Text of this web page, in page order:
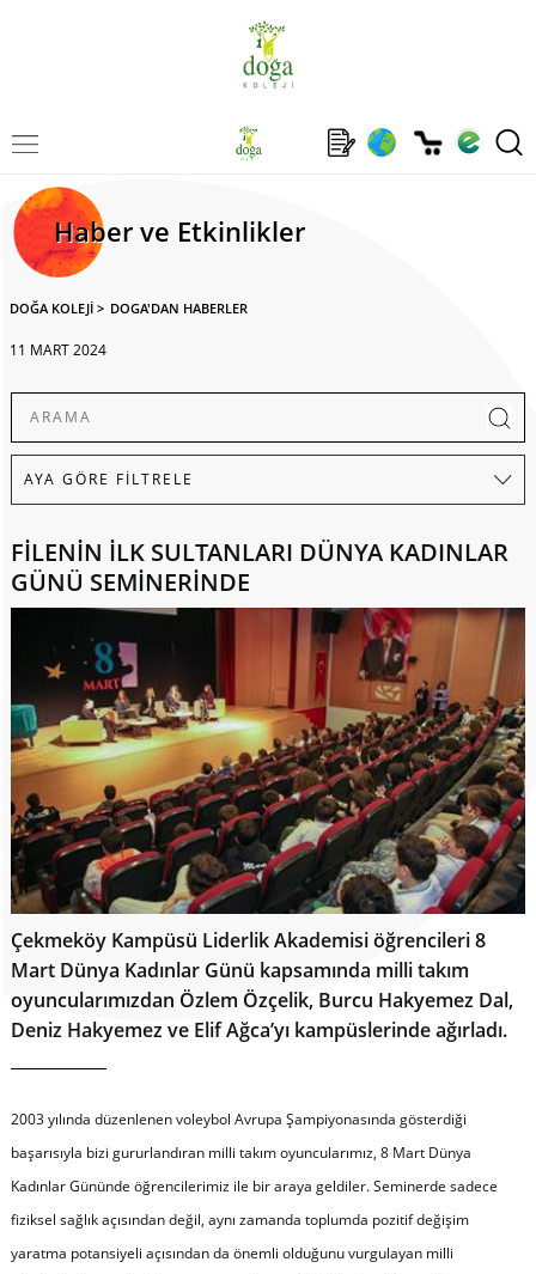
Haber ve Etkinlikler
DOĞA KOLEJİ > DOGA'DAN HABERLER
11 MART 2024
FİLENİN İLK SULTANLARI DÜNYA KADINLAR
GÜNÜ SEMİNERİNDE
Çekmeköy Kampüsü Liderlik Akademisi öğrencileri 8
Mart Dünya Kadınlar Günü kapsamında milli takım
oyuncularımızdan Özlem Özçelik, Burcu Hakyemez Dal,
Deniz Hakyemez ve Elif Ağca’yı kampüslerinde ağırladı.
2003 yılında düzenlenen voleybol Avrupa Şampiyonasında gösterdiği
başarısıyla bizi gururlandıran milli takım oyuncularımız, 8 Mart Dünya
Kadınlar Gününde öğrencilerimiz ile bir araya geldiler. Seminerde sadece
fiziksel sağlık açısından değil, aynı zamanda toplumda pozitif değişim
yaratma potansiyeli açısından da önemli olduğunu vurgulayan milli